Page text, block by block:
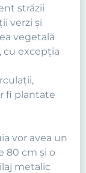
străzii
verzi şi
vegetală
excepţia
fi plantate
vor avea un
80 cm şi o
metalic